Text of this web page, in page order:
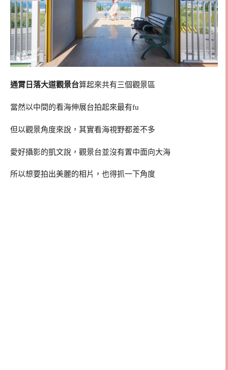
通霄日落大道觀景台算起來共有三個觀景區
當然以中間的看海伸展台拍起來最有fu
但以觀景角度來說，其實看海視野都差不多
愛好攝影的凱文說，觀景台並沒有置中面向大海
所以想要拍出美麗的相片，也得抓一下角度